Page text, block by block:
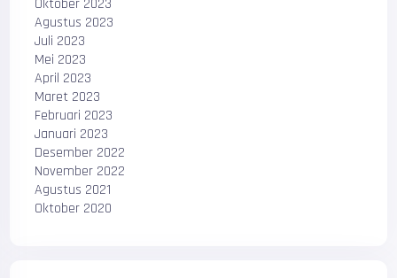
Oktober 2023
Agustus 2023
Juli 2023
Mei 2023
April 2023
Maret 2023
Februari 2023
Januari 2023
Desember 2022
November 2022
Agustus 2021
Oktober 2020